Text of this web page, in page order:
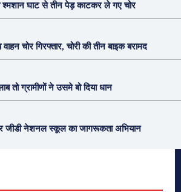
श्मशान घाट से तीन पेड़ काटकर ले गए चोर
चोर गिरफ्तार, चोरी की तीन बाइक बरामद
तो ग्रामीणों ने उसमे बो दिया धान
जीडी नेशनल स्कूल का जागरूकता अभियान